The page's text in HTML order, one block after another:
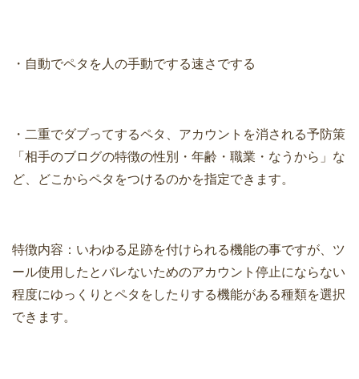
・自動でペタを人の手動でする速さでする
・二重でダブってするペタ、アカウントを消される予防策
「相手のブログの特徴の性別・年齢・職業・なうから」な
ど、どこからペタをつけるのかを指定できます。
特徴内容：いわゆる足跡を付けられる機能の事ですが、ツ
ール使用したとバレないためのアカウント停止にならない
程度にゆっくりとペタをしたりする機能がある種類を選択
できます。